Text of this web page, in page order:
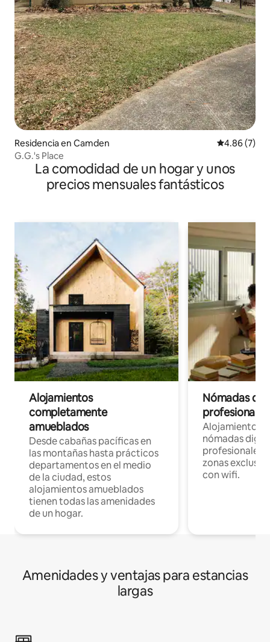
Residencia en Camden Calificación
4.86 (7)
G.G.'s Place
La comodidad de un hogar y unos
precios mensuales fantásticos
Alojamientos
completamente
amueblados
Desde cabañas pacíficas en
las montañas hasta prácticos
departamentos en el medio
de la ciudad, estos
alojamientos amueblados
tienen todas las amenidades
de un hogar.
Nómadas
Alojamientos
nómadas
profesionales
zonas
con wifi.
Amenidades y ventajas para estancias
largas